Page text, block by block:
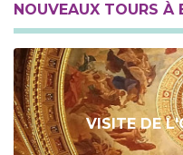
NOUVEAUX TOURS À
VISITE DE